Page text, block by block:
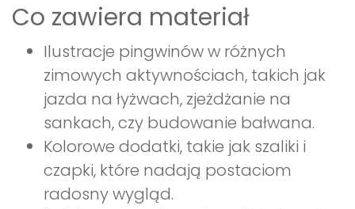
Co zawiera materiał
Ilustracje pingwinów w różnych
zimowych aktywnościach, takich jak
jazda na łyżwach, zjeżdżanie na
sankach, czy budowanie bałwana.
Kolorowe dodatki, takie jak szaliki i
czapki, które nadają postaciom
radosny wygląd.